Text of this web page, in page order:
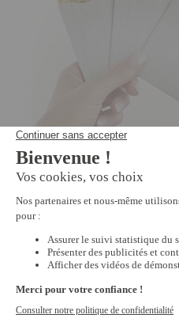
3 étuis protège cartes RFID
9,99 €